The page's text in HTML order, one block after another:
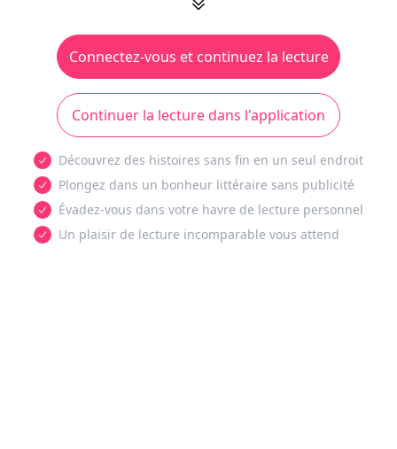
Connectez-vous et continuez la lecture
Continuer la lecture dans l'application
Découvrez des histoires sans fin en un seul endroit
Plongez dans un bonheur littéraire sans publicité
Évadez-vous dans votre havre de lecture personnel
Un plaisir de lecture incomparable vous attend